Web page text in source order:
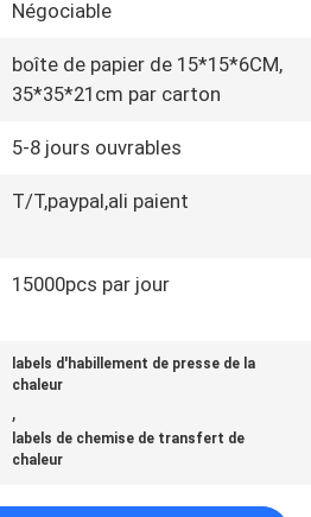
Négociable
boîte de papier de 15*15*6CM,
35*35*21cm par carton
5-8 jours ouvrables
T/T,paypal,ali paient
15000pcs par jour
labels d'habillement de presse de la
chaleur
,
labels de chemise de transfert de
chaleur